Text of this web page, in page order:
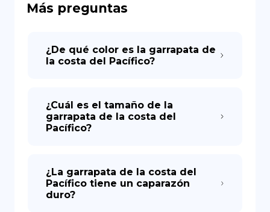
Más preguntas
¿De qué color es la garrapata de
la costa del Pacífico?
¿Cuál es el tamaño de la
garrapata de la costa del
Pacífico?
¿La garrapata de la costa del
Pacífico tiene un caparazón
duro?